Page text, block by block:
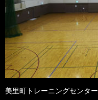
美里町トレーニングセンター